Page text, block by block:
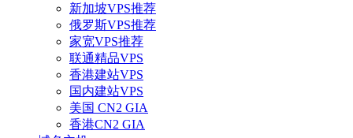
新加坡VPS推荐
俄罗斯VPS推荐
家宽VPS推荐
联通精品VPS
香港建站VPS
国内建站VPS
美国 CN2 GIA
香港CN2 GIA